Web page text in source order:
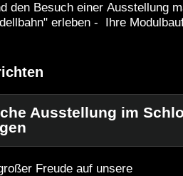
den Besuch einer Ausstellung
erleben - Ihre
Ausstellung im
Freude auf unsere